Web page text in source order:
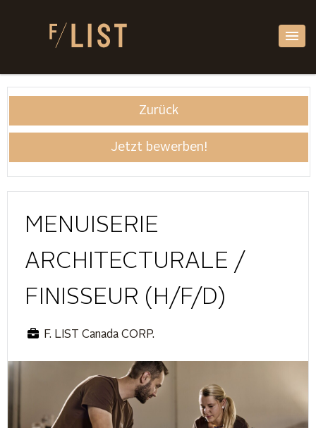
Zurück
Jetzt bewerben!
MENUISERIE
ARCHITECTURALE /
FINISSEUR (H/F/D)
F. LIST Canada CORP.